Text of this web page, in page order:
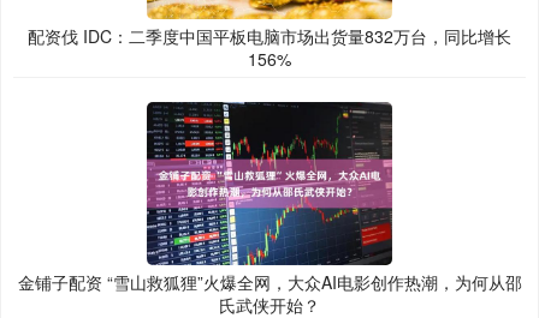
配资伐 IDC：二季度中国平板电脑市场出货量832万台，同比增长
156%
金铺子配资 “雪山救狐狸”火爆全网，大众AI电影创作热潮，为何从邵
氏武侠开始？